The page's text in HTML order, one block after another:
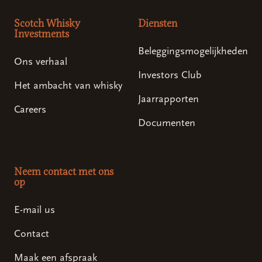
Scotch Whisky
Investments
Ons verhaal
Het ambacht van whisky
Careers
Diensten
Beleggingsmogelijkheden
Investors Club
Jaarrapporten
Documenten
Neem contact met ons
op
E-mail us
Contact
Maak een afspraak